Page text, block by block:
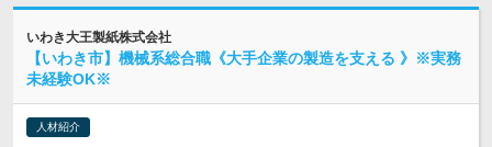
いわき大王製紙株式会社
【いわき市】機械系総合職《大手企業の製造を支える 》※実務
未経験OK※
人材紹介